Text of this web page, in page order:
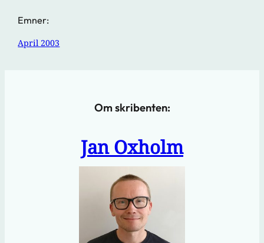
Emner:
April 2003
Om skribenten:
Jan Oxholm